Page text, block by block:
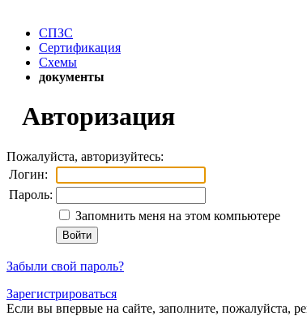
СПЗС
Сертификация
Схемы
документы
Авторизация
Пожалуйста, авторизуйтесь:
Логин:
Пароль:
Запомнить меня на этом компьютере
Забыли свой пароль?
Зарегистрироваться
Если вы впервые на сайте, заполните, пожалуйста,